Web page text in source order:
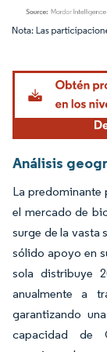
Imagen © Mordor
Análisis
La predominante
el mercado de
surge de la vasta
sólido apoyo en
sola distribuye
anualmente a
garantizando
capacidad de